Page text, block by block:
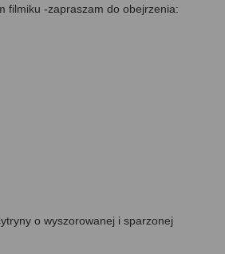
filmiku -zapraszam do obejrzenia:
o wyszorowanej i sparzonej